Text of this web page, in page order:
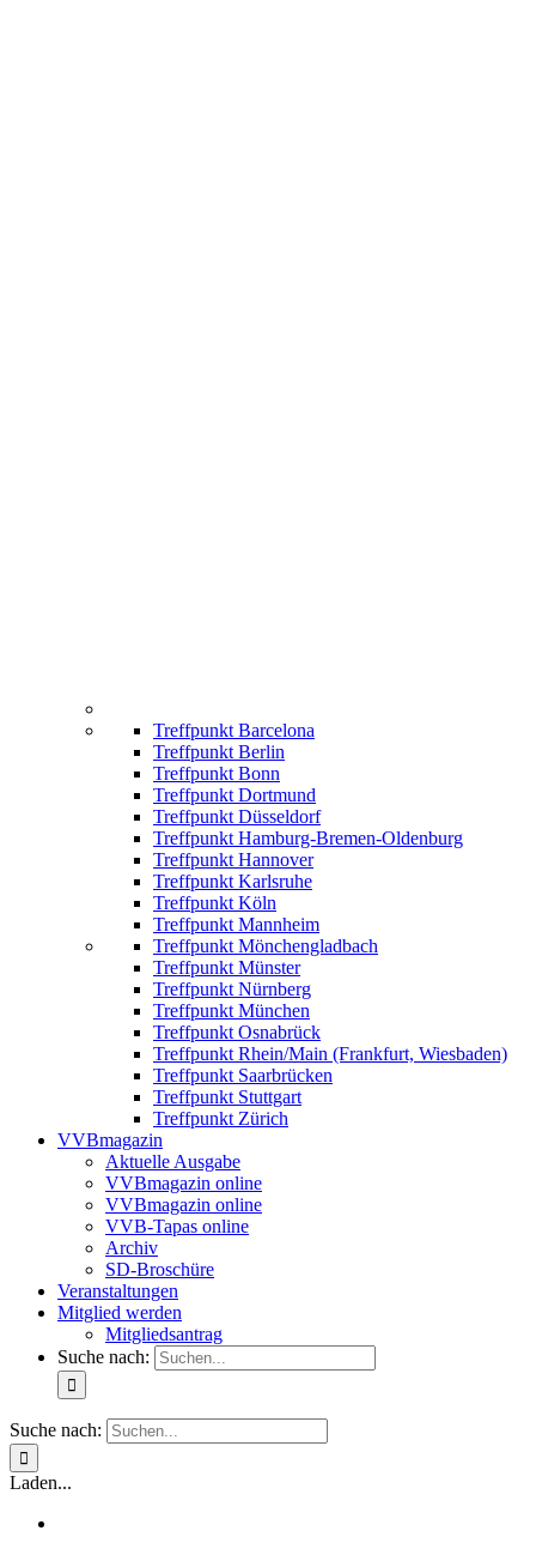
Treffpunkt Barcelona
Treffpunkt Berlin
Treffpunkt Bonn
Treffpunkt Dortmund
Treffpunkt Düsseldorf
Treffpunkt Hamburg-Bremen-Oldenburg
Treffpunkt Hannover
Treffpunkt Karlsruhe
Treffpunkt Köln
Treffpunkt Mannheim
Treffpunkt Mönchengladbach
Treffpunkt Münster
Treffpunkt Nürnberg
Treffpunkt München
Treffpunkt Osnabrück
Treffpunkt Rhein/Main (Frankfurt, Wiesbaden)
Treffpunkt Saarbrücken
Treffpunkt Stuttgart
Treffpunkt Zürich
VVBmagazin
Aktuelle Ausgabe
VVBmagazin online
VVBmagazin online
VVB-Tapas online
Archiv
SD-Broschüre
Veranstaltungen
Mitglied werden
Mitgliedsantrag
Suche nach:
Suche nach:
Laden...